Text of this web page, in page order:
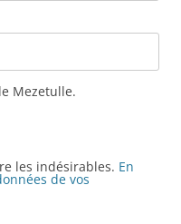
Mezetulle.
les indésirables. En
de vos